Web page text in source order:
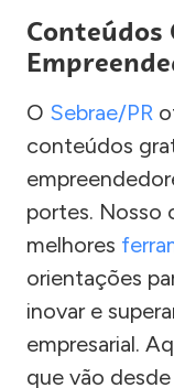
O Sebrae/PR
conteúdos
portes. Nosso
melhores
orientações
inovar e
empresarial.
que vão